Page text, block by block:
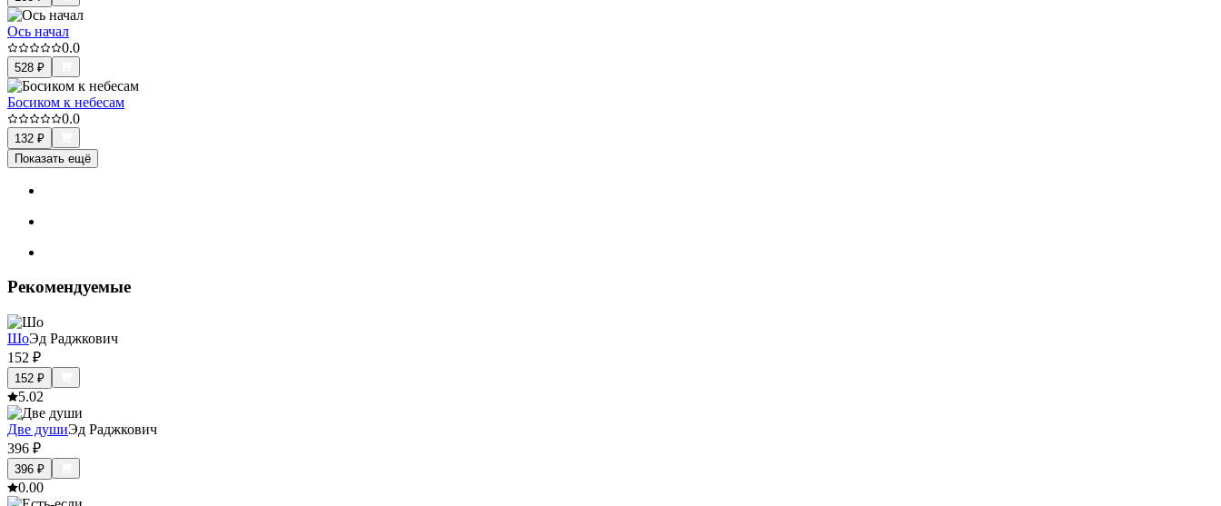
Ось начал
0.0
528 ₽
Босиком к небесам
0.0
132 ₽
Показать ещё
Рекомендуемые
ШоЭд Раджкович
152 ₽
152 ₽
5.02
Две душиЭд Раджкович
396 ₽
396 ₽
0.00